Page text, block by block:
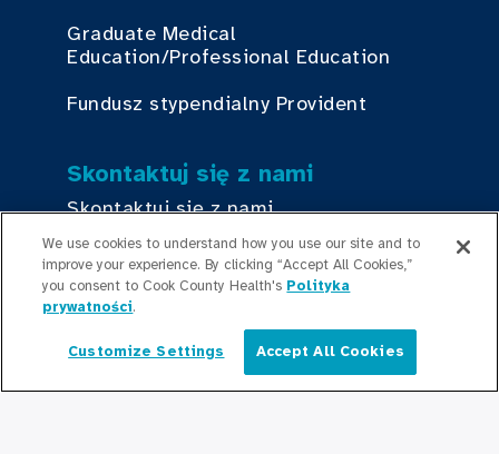
Graduate Medical
Education/Professional Education
Fundusz stypendialny Provident
Skontaktuj się z nami
Skontaktuj się z nami
Bądź na bieżąco
Informacje prasowe
Polski
We use cookies to understand how you use our site and to
improve your experience. By clicking “Accept All Cookies,”
you consent to Cook County Health's Polityka
prywatności.
Customize Settings Accept All Cookies